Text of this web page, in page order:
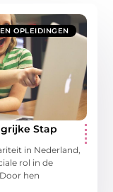
OPLEIDINGEN
Stap
in Nederland,
rol in de
hen